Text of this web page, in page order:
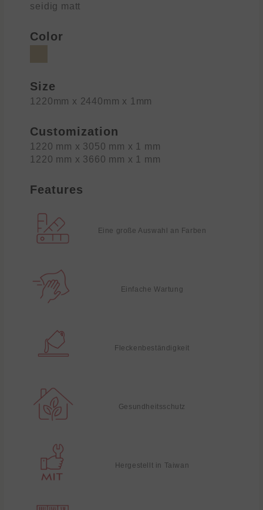
seidig matt
Color
Size
1220mm x 2440mm x 1mm
Customization
1220 mm x 3050 mm x 1 mm
1220 mm x 3660 mm x 1 mm
Features
Eine große Auswahl an Farben
Einfache Wartung
Fleckenbeständigkeit
Gesundheitsschutz
Hergestellt in Taiwan